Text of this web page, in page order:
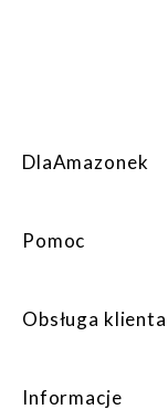
DlaAmazonek
Pomoc
Obsługa klienta
Informacje